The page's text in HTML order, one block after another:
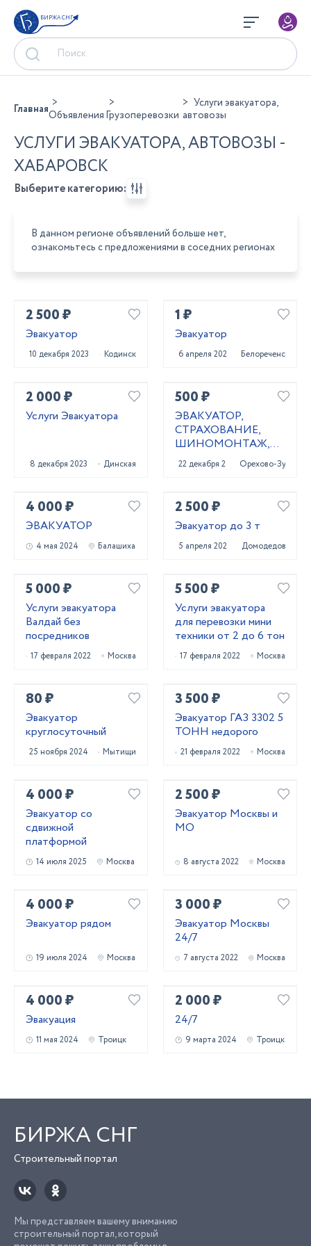
БИРЖА СНГ
ГлавнаяОбъявления Грузоперевозки
Услуги эвакуатора,
автовозы
УСЛУГИ ЭВАКУАТОРА, АВТОВОЗЫ -
ХАБАРОВСК
Выберите категорию:
В данном регионе объявлений больше нет,
ознакомьтесь с предложениями в соседних регионах
2 500 ₽
Эвакуатор
10 декабря 2023 Кодинск
1 ₽
Эвакуатор
6 апреля 2023 Белореченск
2 000 ₽
Услуги Эвакуатора
8 декабря 2023 Динская
500 ₽
ЭВАКУАТОР,
СТРАХОВАНИЕ,
ШИНОМОНТАЖ,
ОФОРМЛЕНИЕ
КУПЛИ-ПРОДАЖИ,
КЛЮЧЕЙ
22 декабря 2020 Орехово-Зуево
4 000 ₽
ЭВАКУАТОР
4 мая 2024 Балашиха
2 500 ₽
Эвакуатор до 3 т
5 апреля 2024 Домодедово
5 000 ₽
Услуги эвакуатора
Валдай без
посредников
17 февраля 2022 Москва
5 500 ₽
Услуги эвакуатора
для перевозки мини
техники от 2 до 6 тон
17 февраля 2022 Москва
80 ₽
Эвакуатор
круглосуточный
25 ноября 2024 Мытищи
3 500 ₽
Эвакуатор ГАЗ 3302 5
ТОНН недорого
21 февраля 2022 Москва
4 000 ₽
Эвакуатор со
сдвижной
платформой
14 июля 2025 Москва
2 500 ₽
Эвакуатор Москвы и
МО
8 августа 2022 Москва
4 000 ₽
Эвакуатор рядом
19 июля 2024 Москва
3 000 ₽
Эвакуатор Москвы
24/7
7 августа 2022 Москва
4 000 ₽
Эвакуация
11 мая 2024 Троицк
2 000 ₽
24/7
9 марта 2024 Троицк
БИРЖА СНГ
Строительный портал
Мы представляем вашему вниманию
строительный портал, который